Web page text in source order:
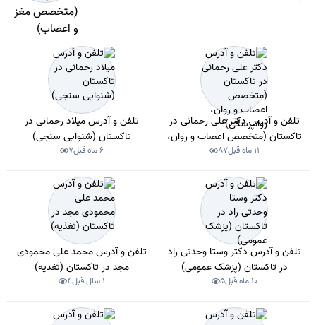
تلفن و آدرس دکتر علی رحمانی در
تاکستان (متخصص اعصاب و روان،
روانپزشکی)11 ماه قبل 87
تلفن و آدرس میلاد رحمانی در
تاکستان (شنوایی سنجی)
6 ماه قبل 7
تلفن و آدرس دکتر وستا وحدتی راد
در تاکستان (پزشک عمومی)
10 ماه قبل 5
تلفن و آدرس محمد علی محمودی
مجد در تاکستان (تغذیه)
1 سال قبل 4